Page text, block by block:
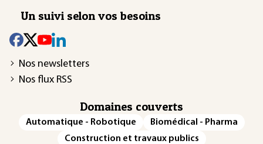
Un suivi selon vos besoins
Nos newsletters
Nos flux RSS
Domaines couverts
Automatique - Robotique
Biomédical - Pharma
Construction et travaux publics